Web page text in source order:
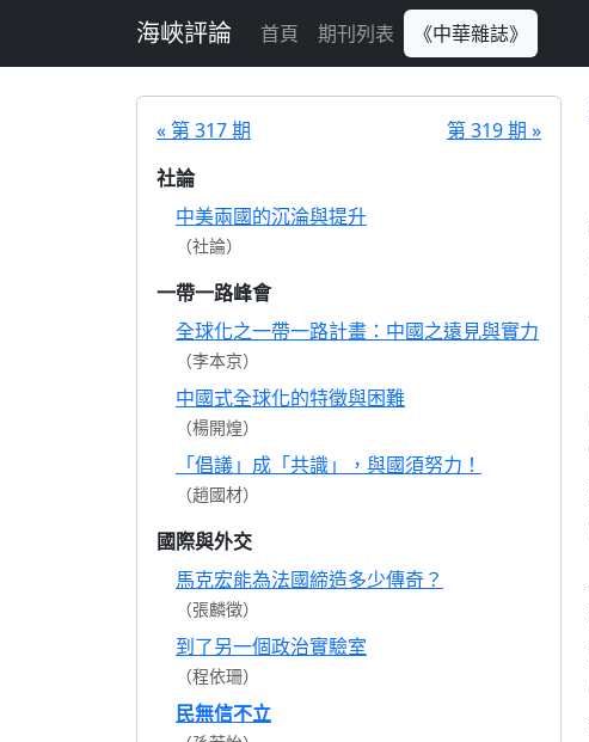
海峽評論 首頁 期刊列表 《中華雜誌》
« 第 317 期
第 319 期 »
社論
中美兩國的沉淪與提升
（社論）
一帶一路峰會
全球化之一帶一路計畫：中國之遠見與實力
（李本京）
中國式全球化的特徵與困難
（楊開煌）
「倡議」成「共識」，與國須努力！
（趙國材）
國際與外交
馬克宏能為法國締造多少傳奇？
（張麟徵）
到了另一個政治實驗室
（程依珊）
民無信不立